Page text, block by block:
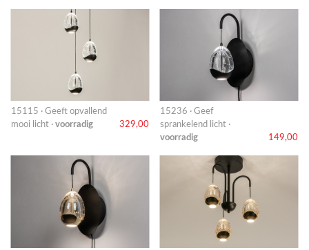
15115 · Geeft opvallend
mooi licht · voorradig 329,00
15236 · Geef
sprankelend licht ·
voorradig
149,00